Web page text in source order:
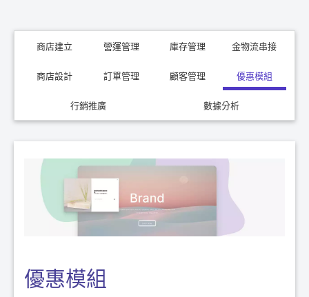
商店建立 營運管理 庫存管理 金物流串接
商店設計 訂單管理 顧客管理 優惠模組
行銷推廣 數據分析
優惠模組